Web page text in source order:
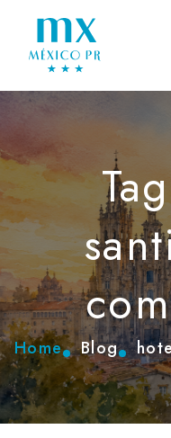
Home Blog